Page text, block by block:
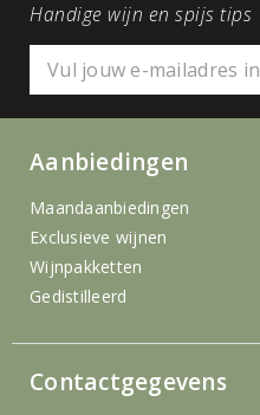
Handige wijn en spijs tips
Aanbiedingen
Maandaanbiedingen
Exclusieve wijnen
Wijnpakketten
Gedistilleerd
Contactgegevens